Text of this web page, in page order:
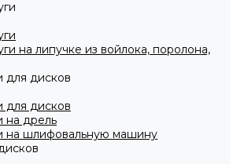
на липучке из войлока, поролона,
для дисков
для дисков
на дрель
на шлифовальную машину